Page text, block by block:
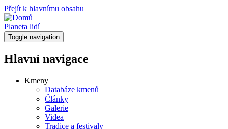
Přejít k hlavnímu obsahu
Planeta lidí
Toggle navigation
Hlavní navigace
Kmeny
Databáze kmenů
Články
Galerie
Videa
Tradice a festivaly